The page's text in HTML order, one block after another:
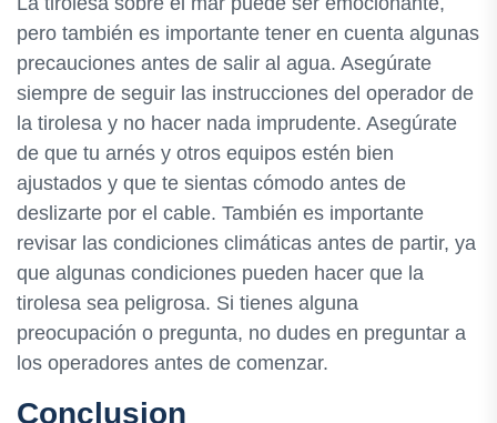
pero también es importante tener en cuenta algunas
precauciones antes de salir al agua. Asegúrate
siempre de seguir las instrucciones del operador de
la tirolesa y no hacer nada imprudente. Asegúrate
de que tu arnés y otros equipos estén bien
ajustados y que te sientas cómodo antes de
deslizarte por el cable. También es importante
revisar las condiciones climáticas antes de partir, ya
que algunas condiciones pueden hacer que la
tirolesa sea peligrosa. Si tienes alguna
preocupación o pregunta, no dudes en preguntar a
los operadores antes de comenzar.
Conclusion